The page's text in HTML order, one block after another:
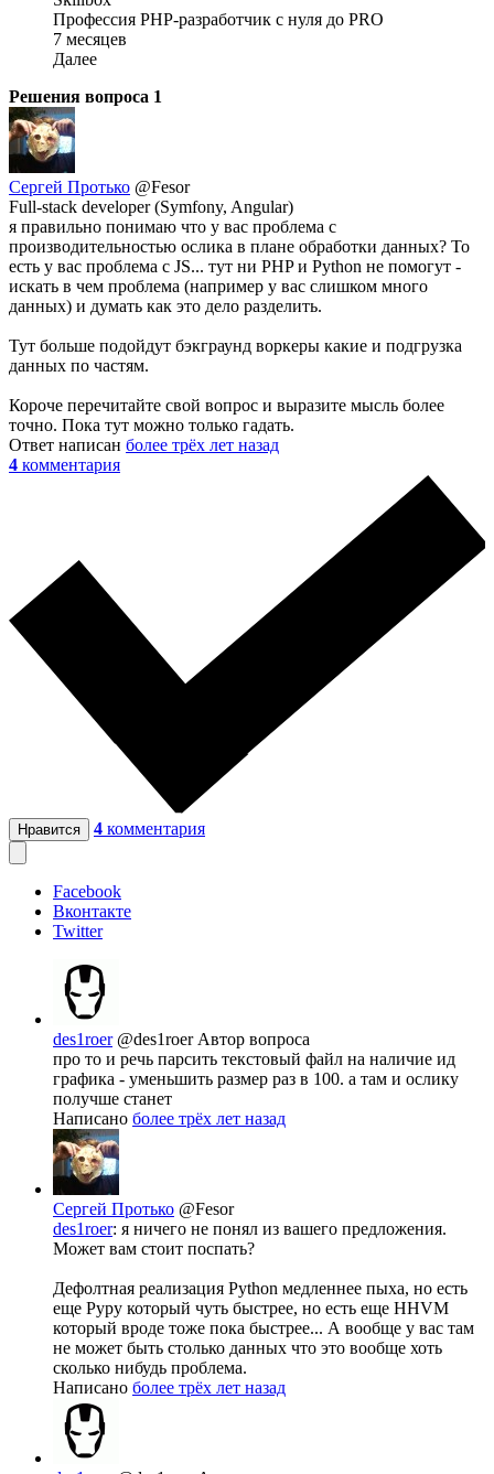
Профессия PHP-разработчик с нуля до PRO
7 месяцев
Далее
Решения вопроса 1
Сергей Протько @Fesor
Full-stack developer (Symfony, Angular)
я правильно понимаю что у вас проблема с
производительностью ослика в плане обработки данных? То
есть у вас проблема с JS... тут ни PHP и Python не помогут -
искать в чем проблема (например у вас слишком много
данных) и думать как это дело разделить.
Тут больше подойдут бэкграунд воркеры какие и подгрузка
данных по частям.
Короче перечитайте свой вопрос и выразите мысль более
точно. Пока тут можно только гадать.
Ответ написан более трёх лет назад
4 комментария
Нравится 4 комментария
Facebook
Вконтакте
Twitter
des1roer @des1roer Автор вопроса
про то и речь парсить текстовый файл на наличие ид
графика - уменьшить размер раз в 100. а там и ослику
получше станет
Написано более трёх лет назад
Сергей Протько @Fesor
des1roer: я ничего не понял из вашего предложения.
Может вам стоит поспать?
Дефолтная реализация Python медленнее пыха, но есть
еще Pypy который чуть быстрее, но есть еще HHVM
который вроде тоже пока быстрее... А вообще у вас там
не может быть столько данных что это вообще хоть
сколько нибудь проблема.
Написано более трёх лет назад